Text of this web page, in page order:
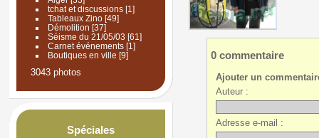
tchat et discussions[1]
Tableaux Zino[49]
Démolition [37]
Séisme du 21/05/03 [61]
Carnet événements[1]
Boutiques en ville [9]
3043 photos
Spéciales
0 commentaire
Ajouter un
Auteur :
Adresse e-mail :